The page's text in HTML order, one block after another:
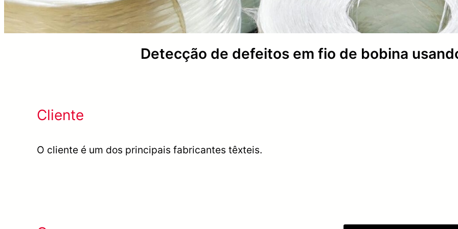
Detecção de defeitos em fio de bobina
Cliente
O cliente é um dos principais fabricantes têxteis.